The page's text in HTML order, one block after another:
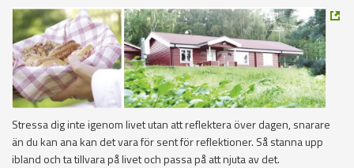
Stressa dig inte igenom livet utan att reflektera över dagen, snarare
än du kan ana kan det vara för sent för reflektioner. Så stanna upp
ibland och ta tillvara på livet och passa på att njuta av det.